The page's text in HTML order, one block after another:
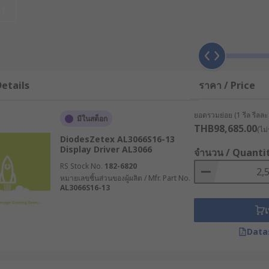
ราคา / Price
มีในสต็อก
DiodesZetex AL3066S16-13
Display Driver AL3066
RS Stock No. 182-6820
หมายเลขชิ้นส่วนของผู้ผลิต / Mfr. Part No.
AL3066S16-13
ยอดรวมย่อย (1 รีล รีลล
THB98,685.00(ไ
จำนวน /